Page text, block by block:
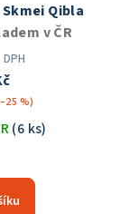
Qibla
v ČR
%)
(6 ks)